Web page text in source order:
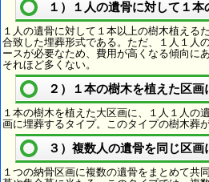
１）１人の遺骨に対して１本
１人の遺骨に対して１本以上の樹木植える
合致した埋葬形式である。ただ、１人１人
ースが必要なため、費用が高くなる傾向に
それほど多くない。
２）１本の樹木を植えた区
１本の樹木を植えた大区画に、１人１人の
画に埋葬するタイプ。このタイプの樹木葬が
３）複数人の遺骨を同じ区画
１つの納骨区画に複数の遺骨をまとめて共